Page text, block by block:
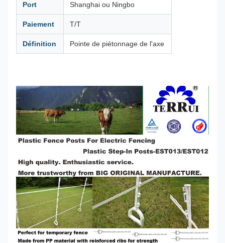
Port Shanghai ou Ningbo
Paiement T/T
Définition Pointe de piétonnage de l'axe